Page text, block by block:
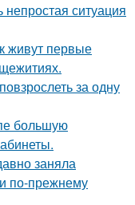
ситуация
живут первые
за одну
большую
заняла
по-прежнему